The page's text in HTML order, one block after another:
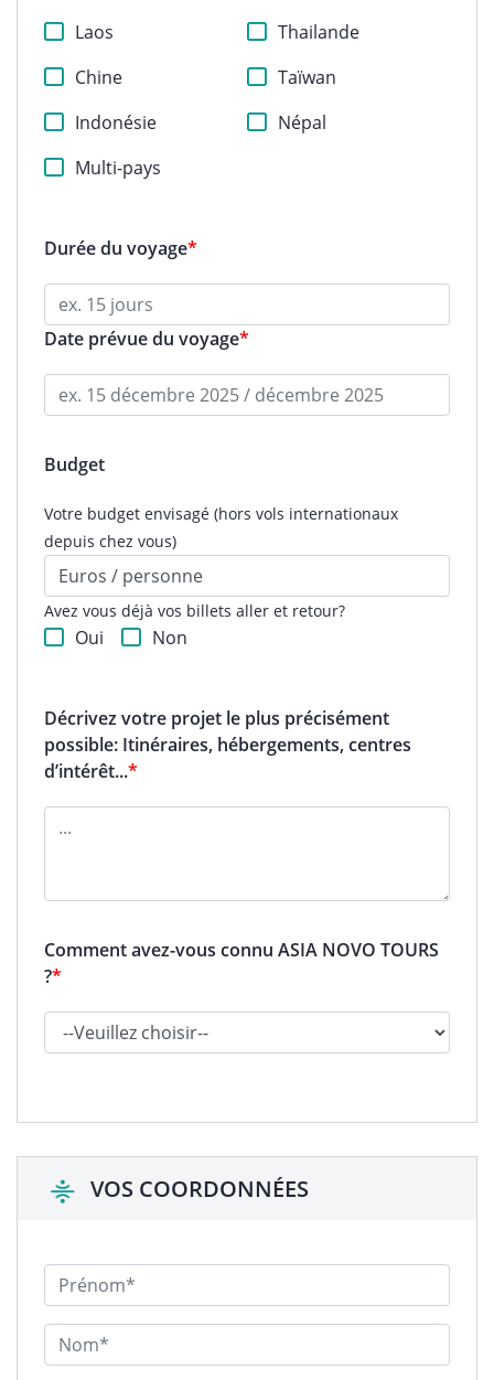
Laos
Thailande
Chine
Taïwan
Indonésie
Népal
Multi-pays
Durée du voyage*
Date prévue du voyage*
Budget
Votre budget envisagé (hors vols internationaux
depuis chez vous)
Avez vous déjà vos billets aller et retour?
Oui Non
Décrivez votre projet le plus précisément
possible: Itinéraires, hébergements, centres
d’intérêt...*
Comment avez-vous connu ASIA NOVO TOURS
?*
VOS COORDONNÉES